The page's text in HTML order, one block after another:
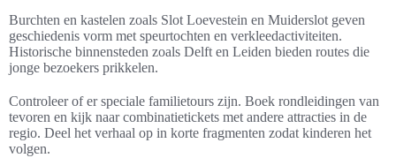
Burchten en kastelen zoals Slot Loevestein en Muiderslot geven
geschiedenis vorm met speurtochten en verkleedactiviteiten.
Historische binnensteden zoals Delft en Leiden bieden routes die
jonge bezoekers prikkelen.
Controleer of er speciale familietours zijn. Boek rondleidingen van
tevoren en kijk naar combinatietickets met andere attracties in de
regio. Deel het verhaal op in korte fragmenten zodat kinderen het
volgen.